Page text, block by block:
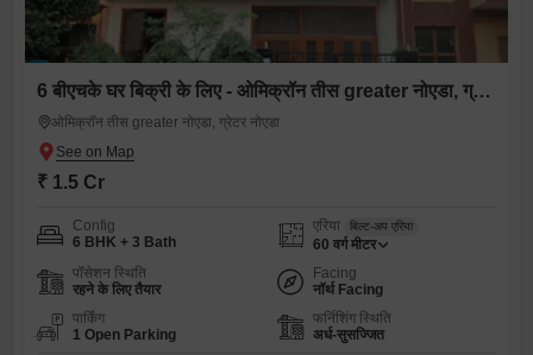
6 बीएचके घर बिक्री के लिए - ओमिक्रॉन तीस greater नोएडा, ग्रेटर नोएडा
ओमिक्रॉन तीस greater नोएडा, ग्रेटर नोएडा
₹ 1.5 Cr
Config
6 BHK + 3 Bath
एरिया बिल्ट-अप एरिया
60 वर्ग मीटर
पॉसेशन स्थिति
रहने के लिए तैयार
Facing
नॉर्थ Facing
पार्किंग
1 Open Parking
फर्निशिंग स्थिति
अर्ध-सुसज्जित